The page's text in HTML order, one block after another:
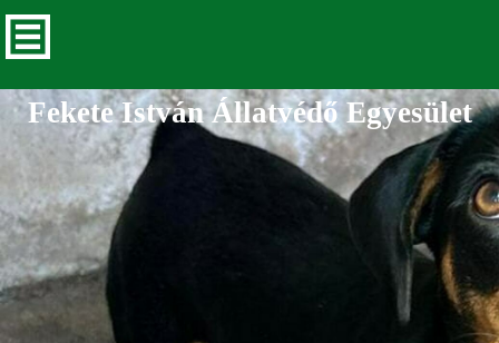
Fekete István Állatvédő Egyesület